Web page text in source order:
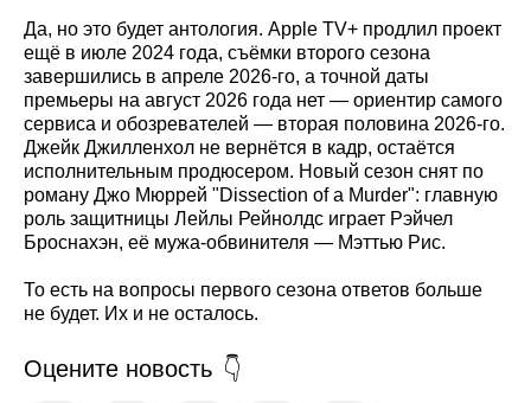
Да, но это будет антология. Apple TV+ продлил проект
ещё в июле 2024 года, съёмки второго сезона
завершились в апреле 2026-го, а точной даты
премьеры на август 2026 года нет — ориентир самого
сервиса и обозревателей — вторая половина 2026-го.
Джейк Джилленхол не вернётся в кадр, остаётся
исполнительным продюсером. Новый сезон снят по
роману Джо Мюррей "Dissection of a Murder": главную
роль защитницы Лейлы Рейнолдс играет Рэйчел
Броснахэн, её мужа-обвинителя — Мэттью Рис.
То есть на вопросы первого сезона ответов больше
не будет. Их и не осталось.
Оцените новость